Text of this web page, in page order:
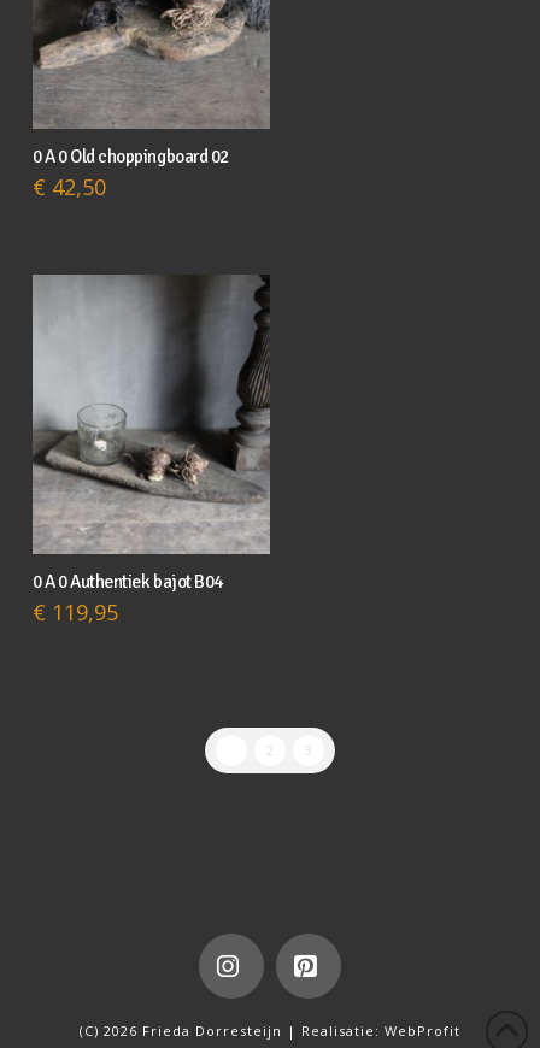
0 A 0 Old choppingboard 02
€ 42,50
0 A 0 Authentiek bajot B04
€ 119,95
2 3
InstagramPinterest
(C) 2026 Frieda Dorresteijn | Realisatie: WebProfit